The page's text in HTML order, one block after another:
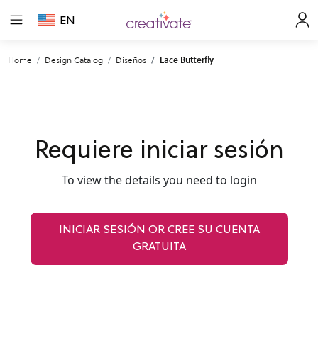
EN
Home Design Catalog Diseños Lace Butterfly
Requiere iniciar sesión
To view the details you need to login
INICIAR SESIÓN OR CREE SU CUENTA
GRATUITA